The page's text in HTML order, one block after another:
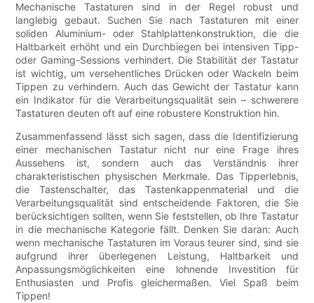
Mechanische Tastaturen sind in der Regel robust und
langlebig gebaut. Suchen Sie nach Tastaturen mit einer
soliden Aluminium- oder Stahlplattenkonstruktion, die die
Haltbarkeit erhöht und ein Durchbiegen bei intensiven Tipp-
oder Gaming-Sessions verhindert. Die Stabilität der Tastatur
ist wichtig, um versehentliches Drücken oder Wackeln beim
Tippen zu verhindern. Auch das Gewicht der Tastatur kann
ein Indikator für die Verarbeitungsqualität sein – schwerere
Tastaturen deuten oft auf eine robustere Konstruktion hin.
Zusammenfassend lässt sich sagen, dass die Identifizierung
einer mechanischen Tastatur nicht nur eine Frage ihres
Aussehens ist, sondern auch das Verständnis ihrer
charakteristischen physischen Merkmale. Das Tipperlebnis,
die Tastenschalter, das Tastenkappenmaterial und die
Verarbeitungsqualität sind entscheidende Faktoren, die Sie
berücksichtigen sollten, wenn Sie feststellen, ob Ihre Tastatur
in die mechanische Kategorie fällt. Denken Sie daran: Auch
wenn mechanische Tastaturen im Voraus teurer sind, sind sie
aufgrund ihrer überlegenen Leistung, Haltbarkeit und
Anpassungsmöglichkeiten eine lohnende Investition für
Enthusiasten und Profis gleichermaßen. Viel Spaß beim
Tippen!